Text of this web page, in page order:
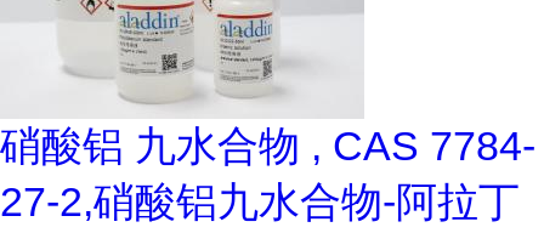
硝酸铝 九水合物 , CAS 7784-
27-2,硝酸铝九水合物-阿拉丁